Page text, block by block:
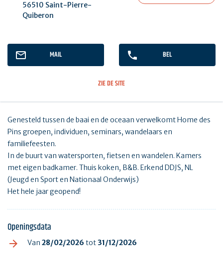
56510 Saint-Pierre-
Quiberon
MAIL BEL
ZIE DE SITE
Genesteld tussen de baai en de oceaan verwelkomt Home des
Pins groepen, individuen, seminars, wandelaars en
familiefeesten.
In de buurt van watersporten, fietsen en wandelen. Kamers
met eigen badkamer. Thuis koken, B&B. Erkend DDJS, NL
(Jeugd en Sport en Nationaal Onderwijs)
Het hele jaar geopend!
Openingsdata
Van 28/02/2026 tot31/12/2026